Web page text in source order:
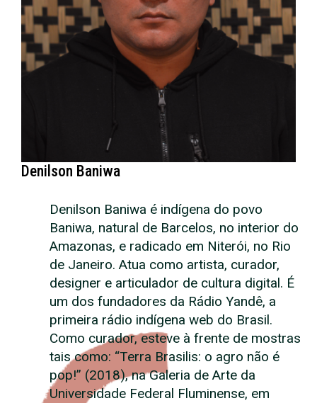
Denilson Baniwa
Denilson Baniwa é indígena do povo
Baniwa, natural de Barcelos, no interior do
Amazonas, e radicado em Niterói, no Rio
de Janeiro. Atua como artista, curador,
designer e articulador de cultura digital. É
um dos fundadores da Rádio Yandê, a
primeira rádio indígena web do Brasil.
Como curador, esteve à frente de mostras
tais como: “Terra Brasilis: o agro não é
pop!” (2018), na Galeria de Arte da
Universidade Federal Fluminense, em